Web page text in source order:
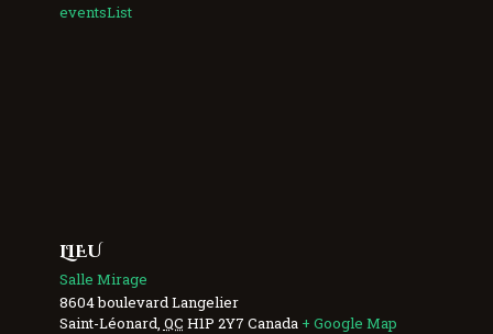
eventsList
LIEU
Salle Mirage
8604 boulevard Langelier
Saint-Léonard QC H1P 2Y7 Canada + Google Map